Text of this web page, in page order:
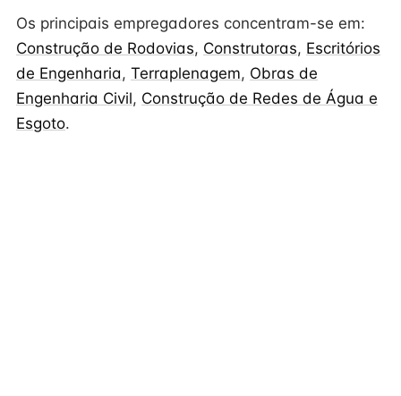
Os principais empregadores concentram-se em:
Construção de Rodovias, Construtoras, Escritórios
de Engenharia, Terraplenagem, Obras de
Engenharia Civil, Construção de Redes de Água e
Esgoto.